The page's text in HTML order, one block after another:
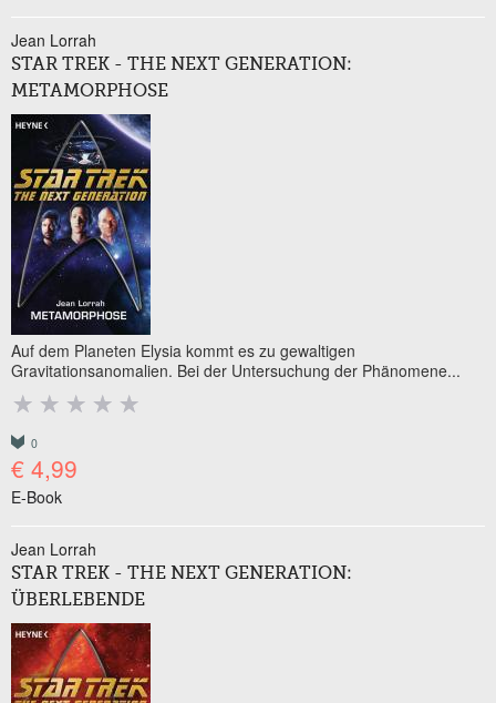
Jean Lorrah
STAR TREK - THE NEXT GENERATION:
METAMORPHOSE
Auf dem Planeten Elysia kommt es zu gewaltigen
Gravitationsanomalien. Bei der Untersuchung der Phänomene...
0
€ 4,99
E-Book
Jean Lorrah
STAR TREK - THE NEXT GENERATION:
ÜBERLEBENDE